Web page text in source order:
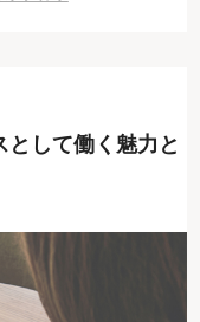
して働く魅力と